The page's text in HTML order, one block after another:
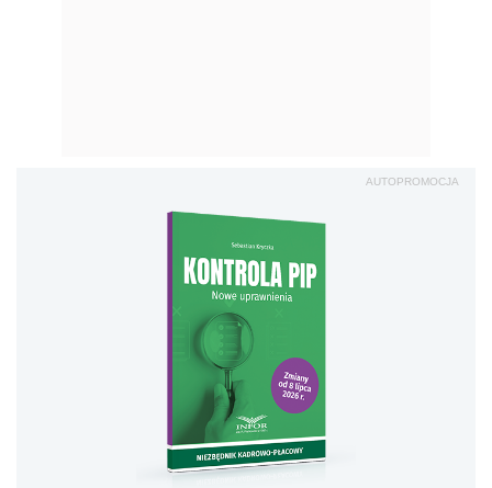
AUTOPROMOCJA